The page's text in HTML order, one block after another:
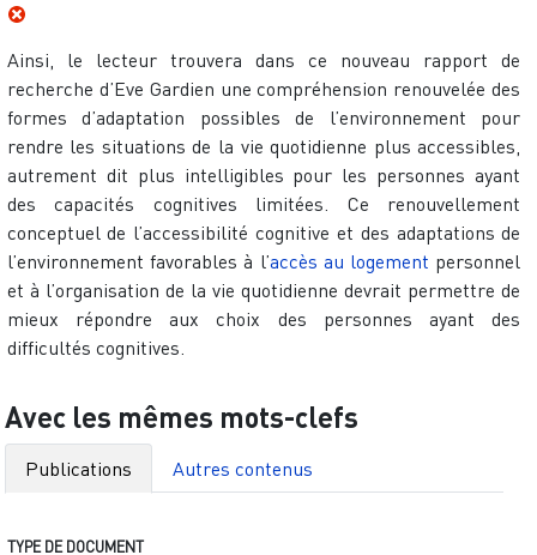
Ainsi, le lecteur trouvera dans ce nouveau rapport de
recherche d’Eve Gardien une compréhension renouvelée des
formes d’adaptation possibles de l’environnement pour
rendre les situations de la vie quotidienne plus accessibles,
autrement dit plus intelligibles pour les personnes ayant
des capacités cognitives limitées. Ce renouvellement
conceptuel de l’accessibilité cognitive et des adaptations de
l’environnement favorables à l’accès au logement personnel
et à l’organisation de la vie quotidienne devrait permettre de
mieux répondre aux choix des personnes ayant des
difficultés cognitives.
Avec les mêmes mots-clefs
Publications Autres contenus
TYPE DE DOCUMENT